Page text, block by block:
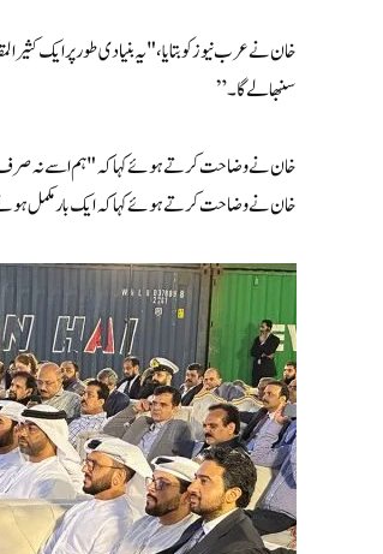
خان نے عرب نیوز کو بتایا، "یہ بنیادی طور پر ایک
سنبھالے گا۔”
خان نے وضاحت کرتے ہوئے کہا کہ "ہم اسے نہ صرف
خان نے وضاحت کرتے ہوئے کہا کہ ایک بار مکمل